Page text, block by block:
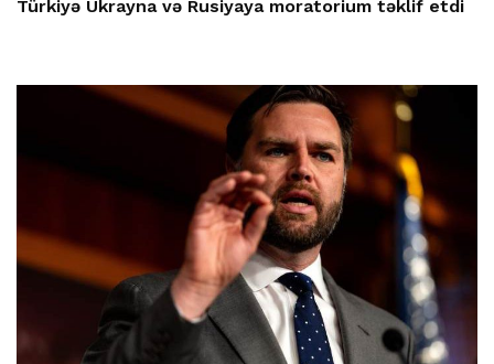
Türkiyə Ukrayna və Rusiyaya moratorium təklif etdi